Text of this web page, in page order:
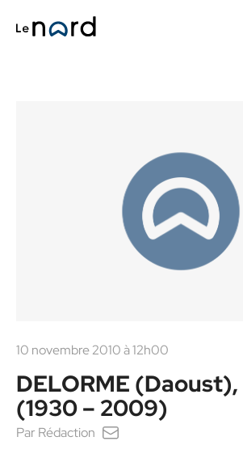
10 novembre 2010 à 12h00
DELORME
(1930 – 2009)
Par Rédaction